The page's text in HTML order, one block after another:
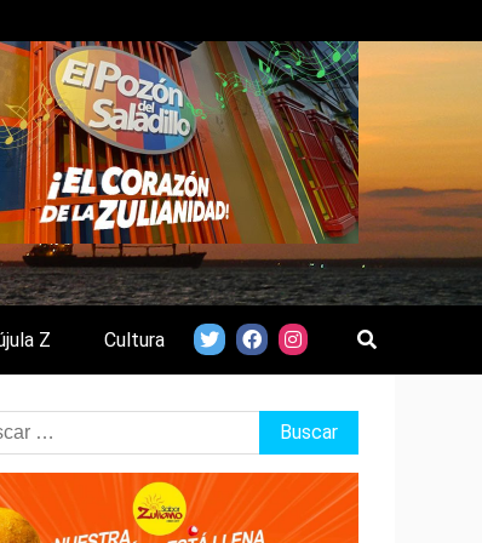
Z Cultura